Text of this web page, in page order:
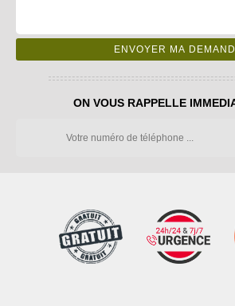
ON VOUS RAPPELLE